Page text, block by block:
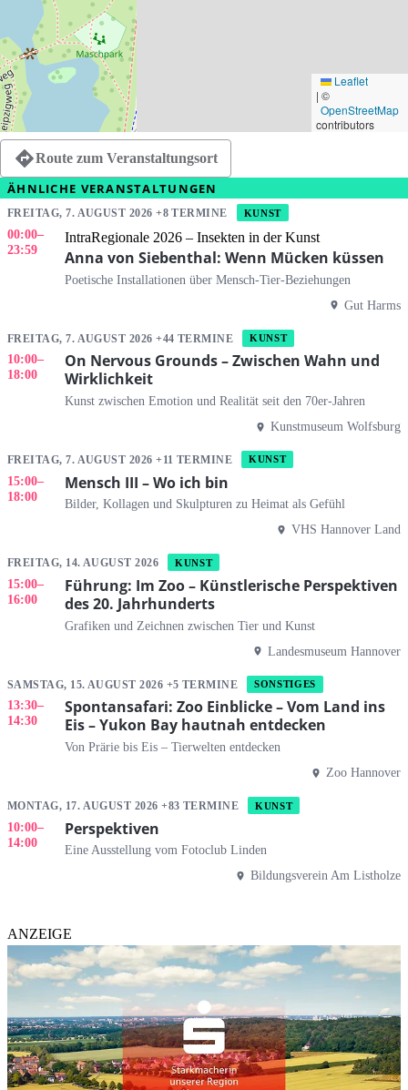
Leaflet
| ©
OpenStreetMap
contributors
Route zum Veranstaltungsort
ÄHNLICHE VERANSTALTUNGEN
FREITAG, 7. AUGUST 2026 +8 TERMINE KUNST
00:00–
23:59
IntraRegionale 2026 – Insekten in der Kunst
Anna von Siebenthal: Wenn Mücken küssen
Poetische Installationen über Mensch-Tier-Beziehungen
Gut Harms
FREITAG, 7. AUGUST 2026 +44 TERMINE KUNST
10:00–
18:00
On Nervous Grounds – Zwischen Wahn und
Wirklichkeit
Kunst zwischen Emotion und Realität seit den 70er-Jahren
Kunstmuseum Wolfsburg
FREITAG, 7. AUGUST 2026 +11 TERMINE KUNST
15:00–
18:00
Mensch III – Wo ich bin
Bilder, Kollagen und Skulpturen zu Heimat als Gefühl
VHS Hannover Land
FREITAG, 14. AUGUST 2026 KUNST
15:00–
16:00
Führung: Im Zoo – Künstlerische Perspektiven
des 20. Jahrhunderts
Grafiken und Zeichnen zwischen Tier und Kunst
Landesmuseum Hannover
SAMSTAG, 15. AUGUST 2026 +5 TERMINE SONSTIGES
13:30–
14:30
Spontansafari: Zoo Einblicke – Vom Land ins
Eis – Yukon Bay hautnah entdecken
Von Prärie bis Eis – Tierwelten entdecken
Zoo Hannover
MONTAG, 17. AUGUST 2026 +83 TERMINE KUNST
10:00–
14:00
Perspektiven
Eine Ausstellung vom Fotoclub Linden
Bildungsverein Am Listholze
ANZEIGE